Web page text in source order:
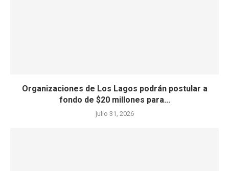
Organizaciones de Los Lagos podrán postular a
fondo de $20 millones para...
julio 31, 2026